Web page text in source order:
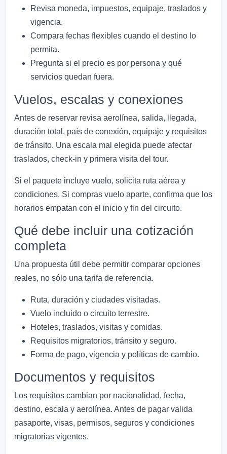
Revisa moneda, impuestos, equipaje, traslados y
vigencia.
Compara fechas flexibles cuando el destino lo
permita.
Pregunta si el precio es por persona y qué
servicios quedan fuera.
Vuelos, escalas y conexiones
Antes de reservar revisa aerolínea, salida, llegada,
duración total, país de conexión, equipaje y requisitos
de tránsito. Una escala mal elegida puede afectar
traslados, check-in y primera visita del tour.
Si el paquete incluye vuelo, solicita ruta aérea y
condiciones. Si compras vuelo aparte, confirma que los
horarios empatan con el inicio y fin del circuito.
Qué debe incluir una cotización
completa
Una propuesta útil debe permitir comparar opciones
reales, no sólo una tarifa de referencia.
Ruta, duración y ciudades visitadas.
Vuelo incluido o circuito terrestre.
Hoteles, traslados, visitas y comidas.
Requisitos migratorios, tránsito y seguro.
Forma de pago, vigencia y políticas de cambio.
Documentos y requisitos
Los requisitos cambian por nacionalidad, fecha,
destino, escala y aerolínea. Antes de pagar valida
pasaporte, visas, permisos, seguros y condiciones
migratorias vigentes.